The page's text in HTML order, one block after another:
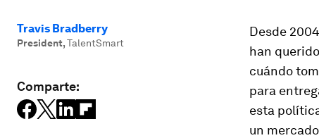
Travis Bradberry
President,TalentSmart
Comparte:
Desde
han
cuándo
para
esta
un